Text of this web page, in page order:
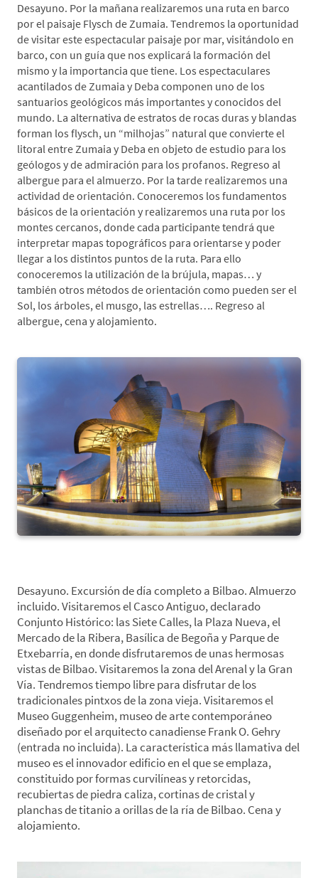
Desayuno. Por la mañana realizaremos una ruta en barco
por el paisaje Flysch de Zumaia. Tendremos la oportunidad
de visitar este espectacular paisaje por mar, visitándolo en
barco, con un guía que nos explicará la formación del
mismo y la importancia que tiene. Los espectaculares
acantilados de Zumaia y Deba componen uno de los
santuarios geológicos más importantes y conocidos del
mundo. La alternativa de estratos de rocas duras y blandas
forman los flysch, un “milhojas” natural que convierte el
litoral entre Zumaia y Deba en objeto de estudio para los
geólogos y de admiración para los profanos. Regreso al
albergue para el almuerzo. Por la tarde realizaremos una
actividad de orientación. Conoceremos los fundamentos
básicos de la orientación y realizaremos una ruta por los
montes cercanos, donde cada participante tendrá que
interpretar mapas topográficos para orientarse y poder
llegar a los distintos puntos de la ruta. Para ello
conoceremos la utilización de la brújula, mapas… y
también otros métodos de orientación como pueden ser el
Sol, los árboles, el musgo, las estrellas…. Regreso al
albergue, cena y alojamiento.
Desayuno. Excursión de día completo a Bilbao. Almuerzo
incluido. Visitaremos el Casco Antiguo, declarado
Conjunto Histórico: las Siete Calles, la Plaza Nueva, el
Mercado de la Ribera, Basílica de Begoña y Parque de
Etxebarría, en donde disfrutaremos de unas hermosas
vistas de Bilbao. Visitaremos la zona del Arenal y la Gran
Vía. Tendremos tiempo libre para disfrutar de los
tradicionales pintxos de la zona vieja. Visitaremos el
Museo Guggenheim, museo de arte contemporáneo
diseñado por el arquitecto canadiense Frank O. Gehry
(entrada no incluida). La característica más llamativa del
museo es el innovador edificio en el que se emplaza,
constituido por formas curvilíneas y retorcidas,
recubiertas de piedra caliza, cortinas de cristal y
planchas de titanio a orillas de la ría de Bilbao. Cena y
alojamiento.